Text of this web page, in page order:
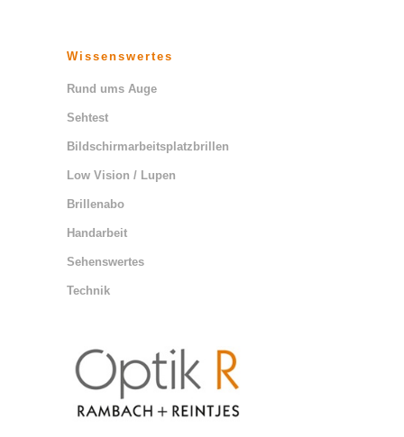
Wissenswertes
Rund ums Auge
Sehtest
Bildschirmarbeitsplatzbrillen
Low Vision / Lupen
Brillenabo
Handarbeit
Sehenswertes
Technik